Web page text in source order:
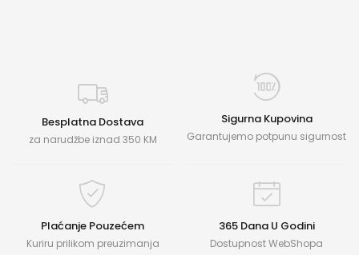
Besplatna Dostava
za narudžbe iznad 350 KM
Sigurna Kupovina
Garantujemo potpunu sigurnost
Plaćanje Pouzećem
Kuriru prilikom preuzimanja
365 Dana U Godini
Dostupnost WebShopa